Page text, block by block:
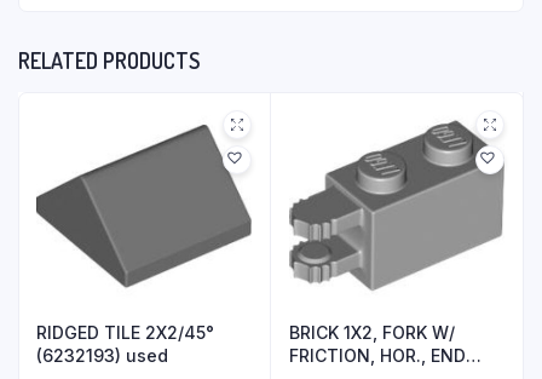
RELATED PRODUCTS
RIDGED TILE 2X2/45°
(6232193) used
BRICK 1X2, FORK W/
FRICTION, HOR., END